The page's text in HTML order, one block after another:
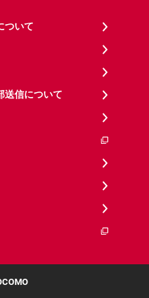
ついて
送信について